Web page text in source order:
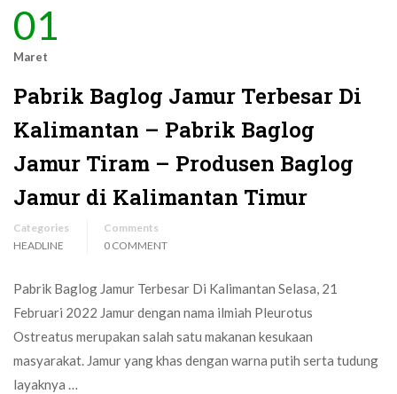
01
Maret
Pabrik Baglog Jamur Terbesar Di
Kalimantan – Pabrik Baglog
Jamur Tiram – Produsen Baglog
Jamur di Kalimantan Timur
Categories
HEADLINE
Comments
0 COMMENT
Pabrik Baglog Jamur Terbesar Di Kalimantan Selasa, 21
Februari 2022 Jamur dengan nama ilmiah Pleurotus
Ostreatus merupakan salah satu makanan kesukaan
masyarakat. Jamur yang khas dengan warna putih serta tudung
layaknya …